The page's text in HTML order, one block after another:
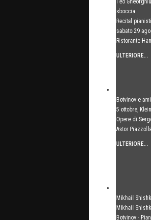
Teo
sboccia
Recital
sabato 29
Ristorante
ULTERIORE...
Botvinov e
5 ottobre,
Opere di
Astor Piazzolla
ULTERIORE...
Mikhail
Mikhail
Botvinov -